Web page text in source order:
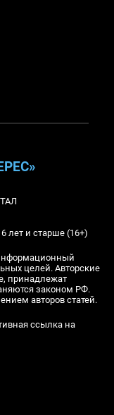
лет и старше (16+)
целей. Авторские
принадлежат
законом РФ.
авторов статей.
ссылка на